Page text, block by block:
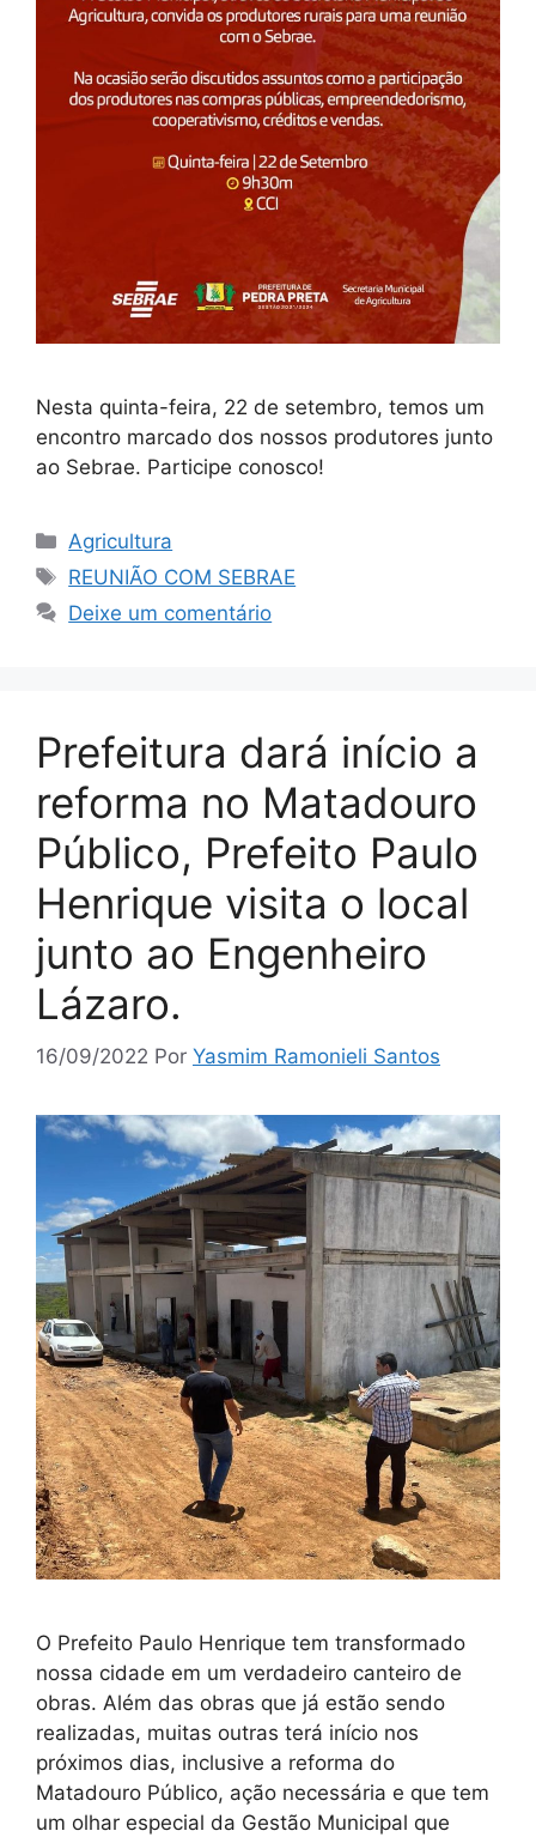
Nesta quinta-feira, 22 de setembro, temos um
encontro marcado dos nossos produtores junto
ao Sebrae. Participe conosco!
Agricultura
REUNIÃO COM SEBRAE
Deixe um comentário
Prefeitura dará início a
reforma no Matadouro
Público, Prefeito Paulo
Henrique visita o local
junto ao Engenheiro
Lázaro.
16/09/2022 Por Yasmim Ramonieli Santos
O Prefeito Paulo Henrique tem transformado
nossa cidade em um verdadeiro canteiro de
obras. Além das obras que já estão sendo
realizadas, muitas outras terá início nos
próximos dias, inclusive a reforma do
Matadouro Público, ação necessária e que tem
um olhar especial da Gestão Municipal que